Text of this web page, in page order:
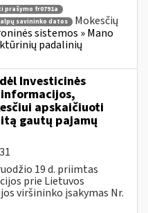
fr0791a
savininko datos
Mokesčių
sistemos » Mano
padalinių
Investicinės
informacijos,
apskaičiuoti
gautų pajamų
19 d. priimtas
prie Lietuvos
viršininko įsakymas Nr.